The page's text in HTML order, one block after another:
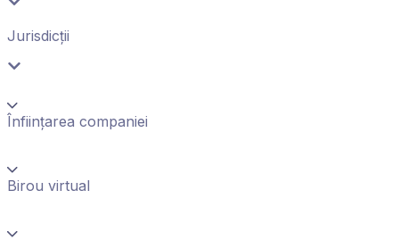
Jurisdicții
Înființarea companiei
Birou virtual